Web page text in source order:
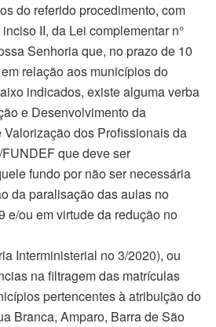
do referido procedimento, com
II, da Lei complementar n°
Senhoria que, no prazo de 10
relação aos municípios do
indicados, existe alguma verba
e Desenvolvimento da
dos Profissionais da
que deve ser
fundo por não ser necessária
da paralisação das aulas no
e/ou em virtude da redução no
Interministerial no 3/2020), ou
na filtragem das matrículas
pertencentes à atribuição do
Branca, Amparo, Barra de São